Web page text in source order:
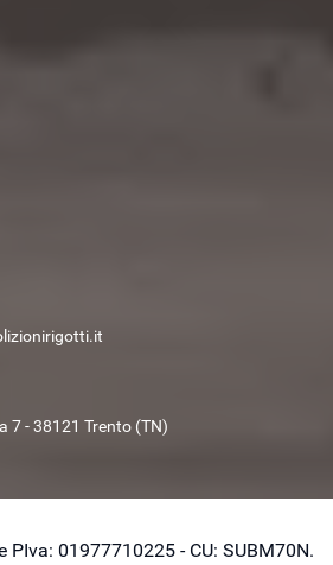
7 - 38121 Trento (TN)
PIva: 01977710225 - CU: SUBM70N.